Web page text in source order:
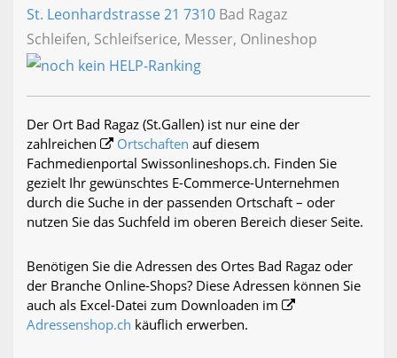
St. Leonhardstrasse 21 7310 Bad Ragaz
Schleifen, Schleifserice, Messer, Onlineshop
Der Ort Bad Ragaz (St.Gallen) ist nur eine der
zahlreichen
Ortschaften auf diesem
Fachmedienportal Swissonlineshops.ch. Finden Sie
gezielt Ihr gewünschtes E-Commerce-Unternehmen
durch die Suche in der passenden Ortschaft – oder
nutzen Sie das Suchfeld im oberen Bereich dieser Seite.
Benötigen Sie die Adressen des Ortes Bad Ragaz oder
der Branche Online-Shops? Diese Adressen können Sie
auch als Excel-Datei zum Downloaden im
Adressenshop.ch käuflich erwerben.